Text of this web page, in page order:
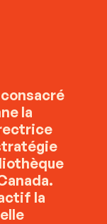
la
la